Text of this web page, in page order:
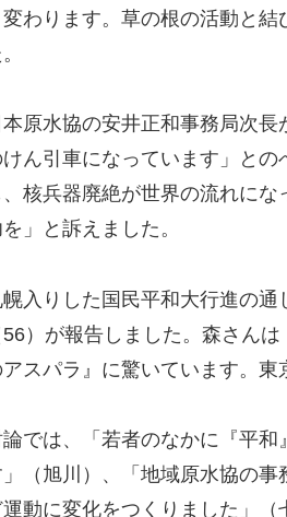
変わります。草の根の活動と
本原水協の安井正和事務局次
ん引車になっています」と
、核兵器廃絶が世界の流れに
」と訴えました。
入りした国民平和大行進の
56）が報告しました。森さん
スパラ』に驚いています。東
では、「若者のなかに『平
（旭川）、「地域原水協の
運動に変化をつくりました」